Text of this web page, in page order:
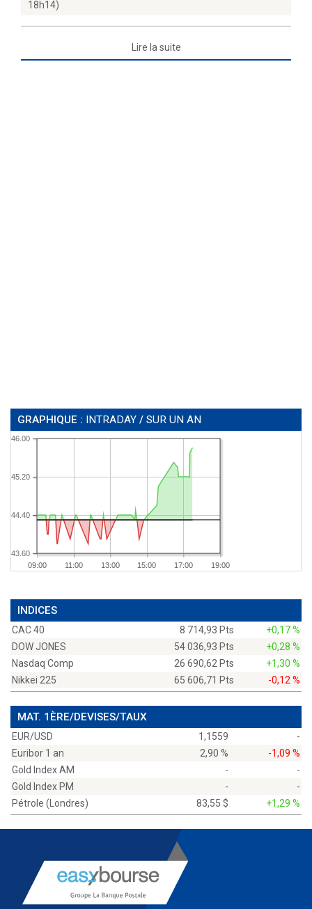
18h14)
Lire la suite
GRAPHIQUE : INTRADAY / SUR UN AN
09:00 11:00 13:00 15:00 17:00 19:00
43.60
44.40
45.20
46.00
INDICES
CAC 40 8 714,93 Pts
+0,17 %
DOW JONES
54 036,93 Pts
+0,28 %
Nasdaq Comp
26 690,62 Pts
+1,30 %
Nikkei 225
65 606,71 Pts -0,12 %
MAT. 1ÈRE/DEVISES/TAUX
EUR/USD 1,1559
-
Euribor 1 an
2,90 %
-1,09 %
Gold Index AM
-
-
Gold Index PM
-
-
Pétrole (Londres)
83,55 $ +1,29 %